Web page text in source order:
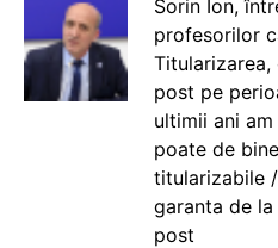
Sorin Ion,
profesorilor
post pe
ultimii ani
poate de
titularizabile
garanta de
post